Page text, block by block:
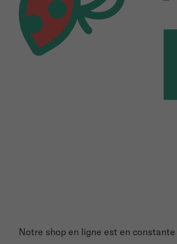
Notre shop en ligne est en